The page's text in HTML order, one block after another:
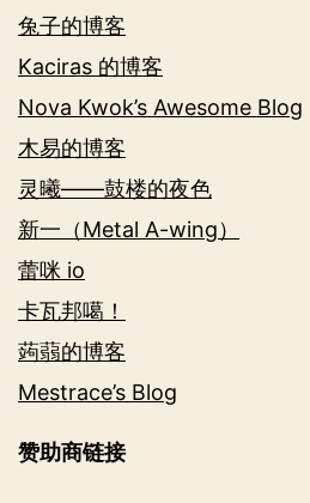
兔子的博客
Kaciras 的博客
Nova Kwok’s Awesome Blog
木易的博客
灵曦——鼓楼的夜色
新一（Metal A-wing）
蕾咪 io
卡瓦邦噶！
蒟蒻的博客
Mestrace’s Blog
赞助商链接